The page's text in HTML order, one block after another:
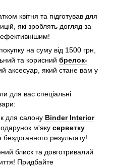
квітня та підготував для
які зроблять догляд за
на суму від 1500 грн,
та корисний брелок-
аксесуар, який стане вам у
для вас спеціальні
для салону Binder Interior
м'яку серветку
бездоганного результату!
блиск та довготривалий
Придбайте